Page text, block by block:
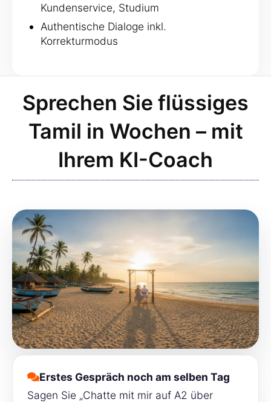
Kundenservice, Studium
Authentische Dialoge inkl.
Korrekturmodus
Sprechen Sie flüssiges
Tamil in Wochen – mit
Ihrem KI-Coach
Erstes Gespräch noch am selben Tag
Sagen Sie „Chatte mit mir auf A2 über